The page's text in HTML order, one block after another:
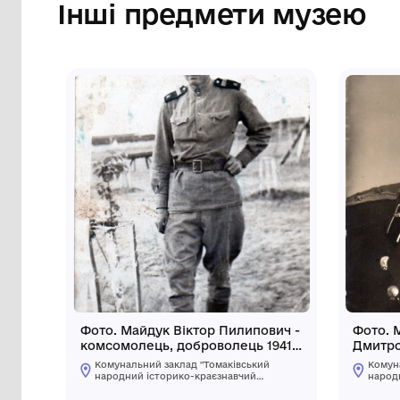
Інші предмети